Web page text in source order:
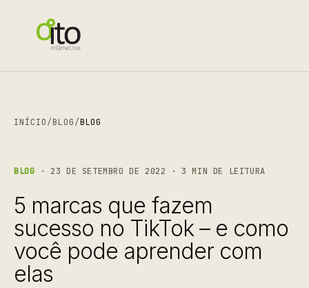
INÍCIO/BLOG/BLOG
BLOG · 23 DE SETEMBRO DE 2022 · 3 MIN DE LEITURA
5 marcas que fazem
sucesso no TikTok – e como
você pode aprender com
elas